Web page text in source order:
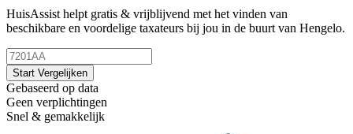
HuisAssist helpt gratis & vrijblijvend met het vinden van
beschikbare en voordelige taxateurs bij jou in de buurt van Hengelo.
Start Vergelijken
Gebaseerd op data
Geen verplichtingen
Snel & gemakkelijk